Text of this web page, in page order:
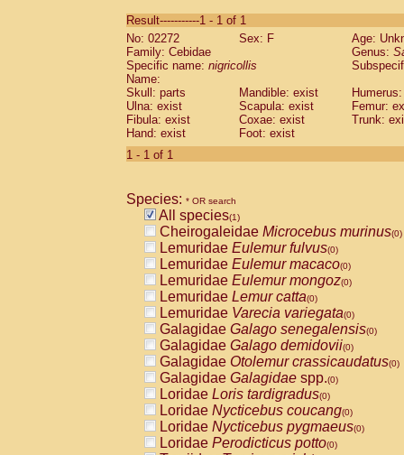
CebidaeSaguinus labiatus(0)
Cebidae Saguinus leucopus (0)
Cebidae
CebidaeSaguinus mystax
Cebidae Saguinus nigricollis (1)
Cebidae Saguinus oedipus
Cebidae Saguinus weddelli
Cebidae Saguinusspp.
Cebidae
CebidaeCebus capucinus
CebidaeCebus nigrivittatus
CebidaeCebus spp.(0)
CebidaeSaimiri boliviensis(0)
CebidaeSaimiri sciureus(0)
AtelidaeAlouatta caraya(0)
AtelidaeAlouatta fusca(0)
AtelidaeAlouatta seniculus(0)
AtelidaeAlouattaspp.(0)
AtelidaeAteles belzebuth(0)
AtelidaeAteles geoffroyi(0)
AtelidaeAteles paniscus(0)
AtelidaeAtelesspp.(0)
AtelidaeLagothrix lagothricha(0)
AtelidaeLagothrix lagothricha cana
PitheciidaeCacajao calvus
Result-----------1 - 1 of 1
No: 02272
Sex: F
Age:
Family: Cebidae
Genus:
Specific name: nigricollis
Name:
Skull: parts
Mandible: exist
Ulna: exist
Scapula: exist
Femur:
Fibula: exist
Coxae: exist
Trunk:
Hand: exist
Foot: exist
1 - 1 of 1
Species: * OR search
All species(1)
Cheirogaleidae Microcebus murinus(0)
Lemuridae Eulemur fulvus(0)
Lemuridae Eulemur macaco(0)
Lemuridae Eulemur mongoz(0)
Lemuridae Lemur catta(0)
Lemuridae Varecia variegata(0)
Galagidae Galago senegalensis(0)
Galagidae Galago demidovii(0)
Galagidae Otolemur crassicaudatus(0)
Galagidae Galagidae spp.(0)
Loridae Loris tardigradus(0)
Loridae Nycticebus coucang(0)
Loridae Nycticebus pygmaeus(0)
Loridae Perodicticus potto(0)